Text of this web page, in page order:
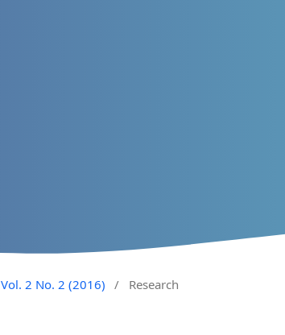
Vol. 2 No. 2 (2016) / Research